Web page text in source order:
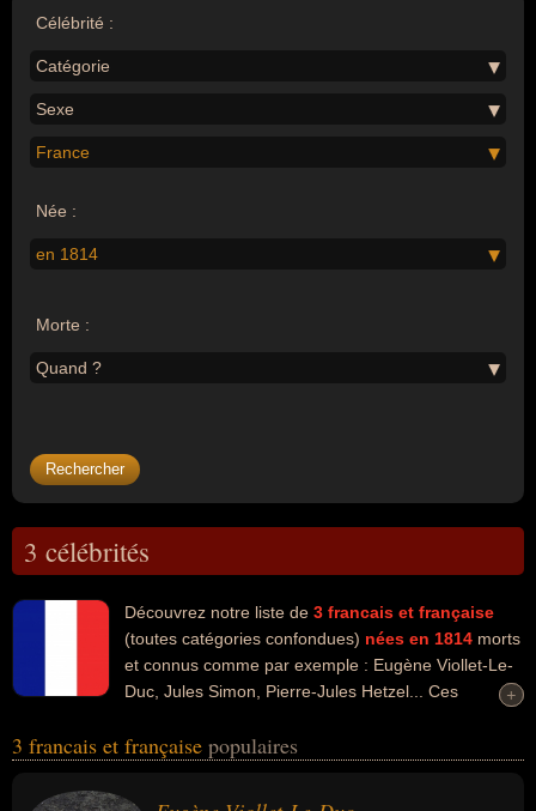
Célébrité :
Catégorie
Sexe
France
Née :
en 1814
Morte :
Quand ?
3 célébrités
Découvrez notre liste de 3 francais et française
(toutes catégories confondues) nées en 1814 morts
et connus comme par exemple : Eugène Viollet-Le-
Duc, Jules Simon, Pierre-Jules Hetzel... Ces
l'architecture, de l'art, de la philosophie, de la politique, du business
architecte, artiste, homme d'état, homme politique, philosophe,
+
+
3 francais et française populaires